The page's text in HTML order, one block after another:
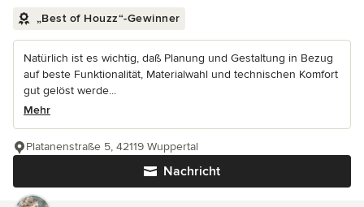
„Best of Houzz“-Gewinner
Natürlich ist es wichtig, daß Planung und Gestaltung in Bezug
auf beste Funktionalität, Materialwahl und technischen Komfort
gut gelöst werde...
Mehr
Nachricht
Platanenstraße 5, 42119 Wuppertal